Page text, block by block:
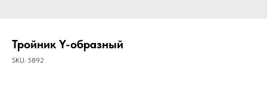
Тройник Y-образный
SKU: 5892